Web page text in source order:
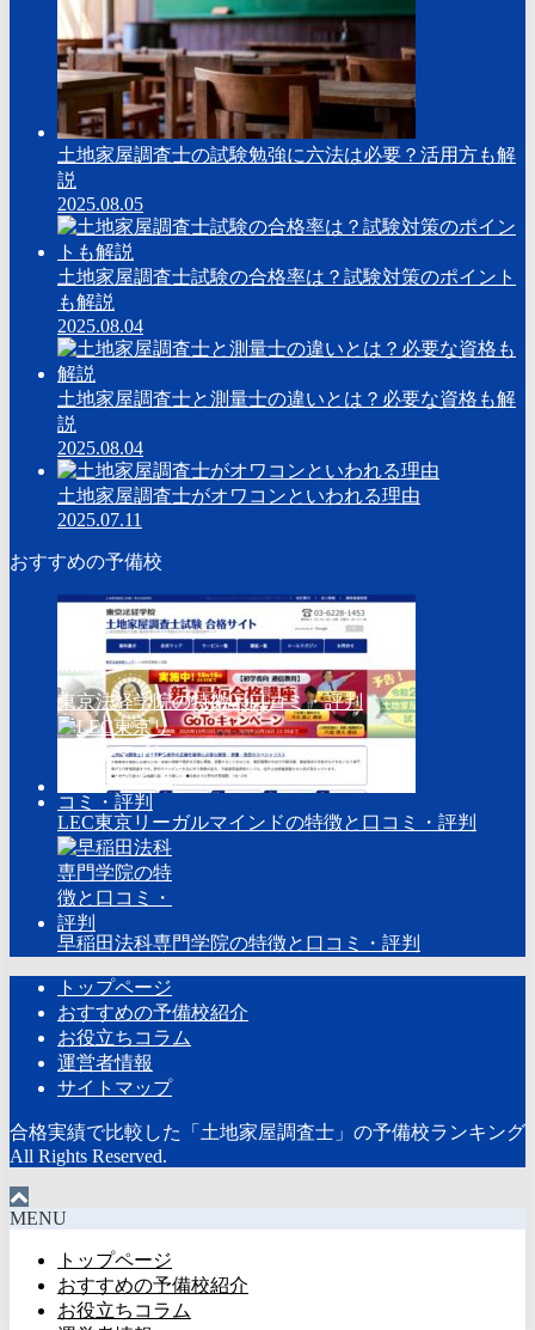
土地家屋調査士の試験勉強に六法は必要？活用方も解
説
2025.08.05
土地家屋調査士試験の合格率は？試験対策のポイント
も解説
2025.08.04
土地家屋調査士と測量士の違いとは？必要な資格も解
説
2025.08.04
土地家屋調査士がオワコンといわれる理由
2025.07.11
おすすめの予備校
東京法経学院の特徴と口コミ・評判
LEC東京リーガルマインドの特徴と口コミ・評判
早稲田法科専門学院の特徴と口コミ・評判
トップページ
おすすめの予備校紹介
お役立ちコラム
運営者情報
サイトマップ
合格実績で比較した「土地家屋調査士」の予備校ランキング
All Rights Reserved.
MENU
トップページ
おすすめの予備校紹介
お役立ちコラム